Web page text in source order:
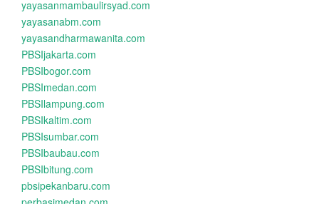
yayasanmambaulirsyad.com
yayasanabm.com
yayasandharmawanita.com
PBSIjakarta.com
PBSIbogor.com
PBSImedan.com
PBSIlampung.com
PBSIkaltim.com
PBSIsumbar.com
PBSIbaubau.com
PBSIbitung.com
pbsipekanbaru.com